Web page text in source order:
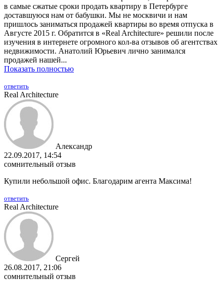
в самые сжатые сроки продать квартиру в Петербурге
доставшуюся нам от бабушки. Мы не москвичи и нам
пришлось заниматься продажей квартиры во время отпуска в
Августе 2015 г. Обратится в «Real Architecture» решили после
изучения в интернете огромного кол-ва отзывов об агентствах
недвижимости. Анатолий Юрьевич лично занимался
продажей нашей...
Показать полностью
ответить
Real Architecture
Александр
22.09.2017, 14:54
сомнительный отзыв
Купили небольшой офис. Благодарим агента Максима!
ответить
Real Architecture
Сергей
26.08.2017, 21:06
сомнительный отзыв